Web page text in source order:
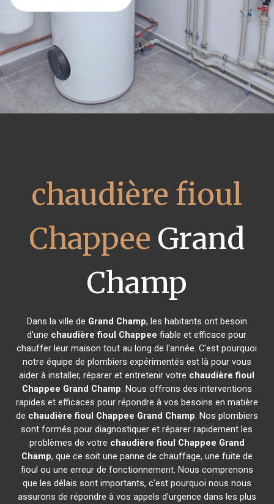
chaudière fioul
Chappee Grand
Champ
Dans la ville de Grand Champ, les habitants ont besoin
d'une chaudière fioul Chappee fiable et efficace pour
chauffer leur maison tout au long de l'année. C'est pourquoi
notre équipe de plombiers expérimentés est là pour vous
aider à installer, réparer et entretenir votre chaudière fioul
Chappee Grand Champ. Nous offrons des interventions
rapides et efficaces pour répondre à vos besoins en matière
de chaudière fioul Chappee Grand Champ. Nos plombiers
sont formés pour diagnostiquer et réparer rapidement les
problèmes de votre chaudière fioul Chappee Grand
Champ, que ce soit une panne de chauffage, une fuite de
fioul ou une erreur de fonctionnement. Nous comprenons
que les délais sont importants, c'est pourquoi nous nous
assurons de répondre à vos appels d'urgence dans les plus